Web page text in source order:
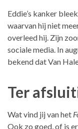
Eddie’s kanker
waarvan hij niet
overleed hij. Zijn
sociale media. In
bekend dat Van
Ter
Wat vind jij van het
Ook zo goed, of is